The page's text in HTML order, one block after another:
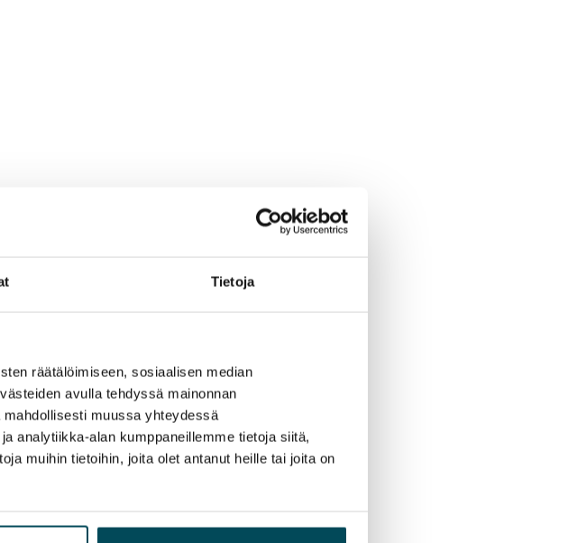
Tietoja
räätälöimiseen, sosiaalisen median
avulla tehdyssä mainonnan
muussa yhteydessä
analytiikka-alan kumppaneillemme tietoja siitä,
muihin tietoihin, joita olet antanut heille tai joita on